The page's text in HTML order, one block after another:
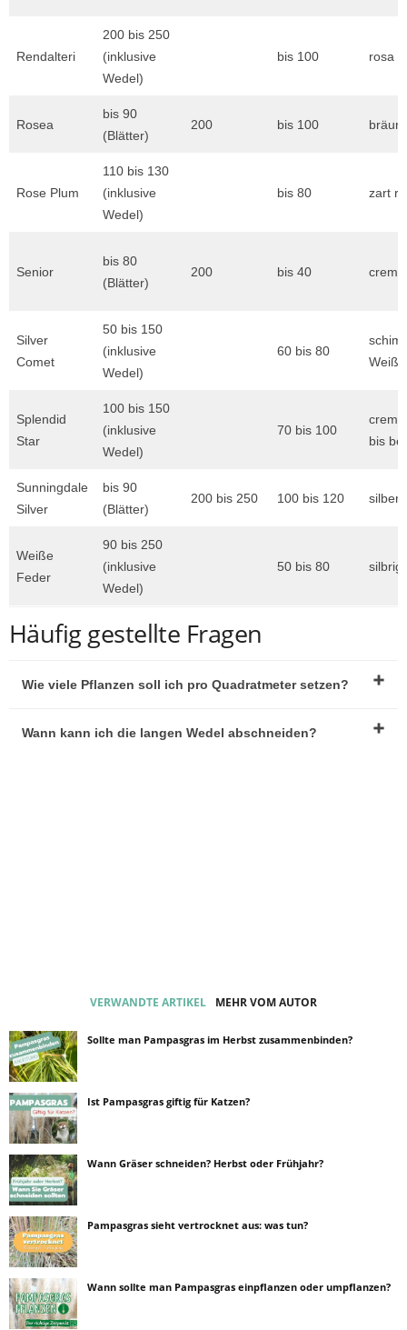
Rendalteri
200 bis 250
(inklusive
Wedel)
bis 100 rosa
Rosea
bis 90
(Blätter)
200 bis 100
Rose Plum
110 bis 130
(inklusive
Wedel)
bis 80 zart
Senior
bis 80
(Blätter)
200 bis 40
Silver
Comet
50 bis 150
(inklusive
Wedel)
60 bis 80
Weiß
Splendid
Star
100 bis 150
(inklusive
Wedel)
70 bis 100
bis
Sunningdale
Silver
bis 90
(Blätter)
200 bis 250 100 bis 120
Weiße
Feder
90 bis 250
(inklusive
Wedel)
50 bis 80
Häufig gestellte Fragen
Wie viele Pflanzen soll ich pro Quadratmeter setzen?
Wann kann ich die langen Wedel abschneiden?
VERWANDTE ARTIKEL MEHR VOM AUTOR
Sollte man Pampasgras im Herbst zusammenbinden?
Ist Pampasgras giftig für Katzen?
Wann Gräser schneiden? Herbst oder Frühjahr?
Pampasgras sieht vertrocknet aus: was tun?
Wann sollte man Pampasgras einpflanzen oder umpflanzen?